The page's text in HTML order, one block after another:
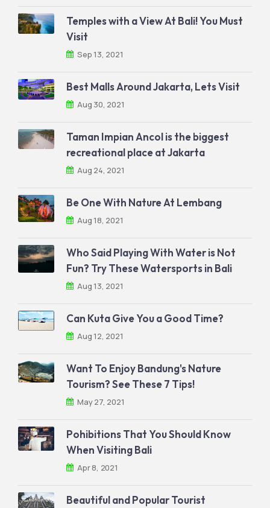
Temples with a View At Bali! You Must
Visit
Sep 13, 2021
Best Malls Around Jakarta, Lets Visit
Aug 30, 2021
Taman Impian Ancol is the biggest
recreational place at Jakarta
Aug 24, 2021
Be One With Nature At Lembang
Aug 18, 2021
Who Said Playing With Water is Not
Fun? Try These Watersports in Bali
Aug 13, 2021
Can Kuta Give You a Good Time?
Aug 12, 2021
Want To Enjoy Bandung's Nature
Tourism? See These 7 Tips!
May 27, 2021
Pohibitions That You Should Know
When Visiting Bali
Apr 8, 2021
Beautiful and Popular Tourist